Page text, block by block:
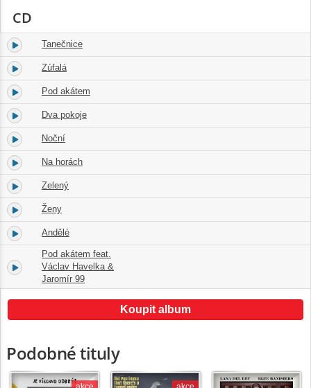
CD
1. Tanečnice
2. Zúfalá
3. Pod akátem
4. Dva pokoje
5. Noční
6. Na horách
7. Zelený
8. Ženy
9. Andělé
10.
Pod akátem feat.
Václav Havelka &
Jaromír 99
Koupit album
Podobné tituly